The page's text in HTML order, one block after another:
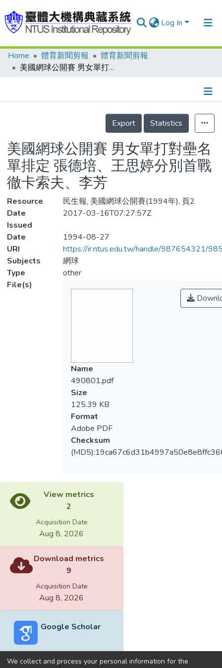
Log In
Communities & Collections
Statistics
Home 體育新聞剪報
體育新聞剪報
美國網球公開賽 男女單打對壘名單排定 張德培、王思婷分別首戰徹卡索夫、李芳
Details
Export
Statistics
美國網球公開賽 男女單打對壘名
單排定 張德培、王思婷分別首戰
徹卡索夫、李芳
Resource
民生報, 美國網球公開賽(1994年), 頁2
Date
Issued
2017-03-16T07:27:57Z
Date
1994-08-27
URI
https://ir.ntus.edu.tw/handle/987654321/
Subjects
網球
Type
other
File(s)
Name
490801.pdf
Size
125.39 KB
Format
Adobe PDF
Checksum
View metrics
2
Acquisition Date
Aug 8, 2026
Download metrics
9
Acquisition Date
Aug 8, 2026
Google Scholar
We collect and process your personal information for the